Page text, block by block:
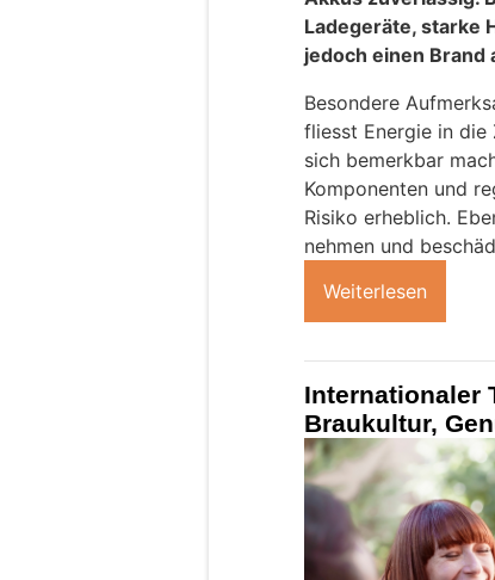
Ladegeräte, starke
jedoch einen Brand
Besondere
fliesst Energie in die
sich bemerkbar
Komponenten und
Risiko erheblich.
nehmen und
Weiterlesen
Internationaler
Braukultur,